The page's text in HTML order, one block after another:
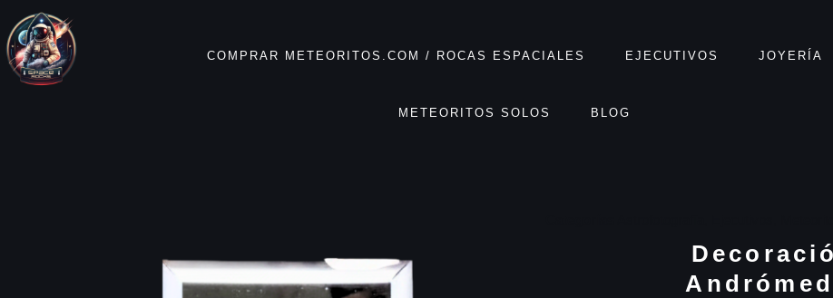
COMPRAR METEORITOS.COM / ROCAS ESPACIALES EJECUTIVOS JOYERÍA
METEORITOS SOLOS BLOG